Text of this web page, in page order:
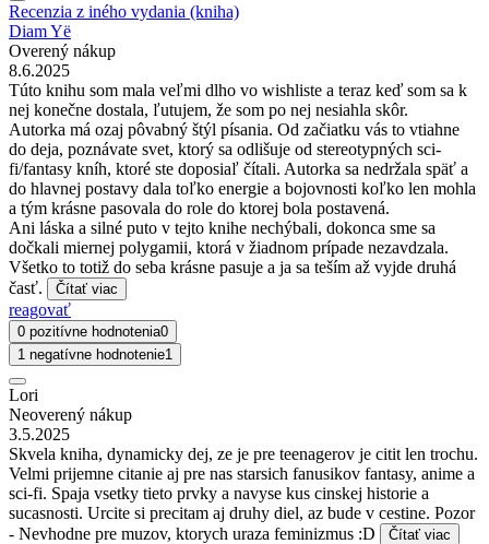
Recenzia z iného vydania (kniha)
Diam Yë
Overený nákup
8.6.2025
Túto knihu som mala veľmi dlho vo wishliste a teraz keď som sa k
nej konečne dostala, ľutujem, že som po nej nesiahla skôr.
Autorka má ozaj pôvabný štýl písania. Od začiatku vás to vtiahne
do deja, poznávate svet, ktorý sa odlišuje od stereotypných sci-
fi/fantasy kníh, ktoré ste doposiaľ čítali. Autorka sa nedržala späť a
do hlavnej postavy dala toľko energie a bojovnosti koľko len mohla
a tým krásne pasovala do role do ktorej bola postavená.
Ani láska a silné puto v tejto knihe nechýbali, dokonca sme sa
dočkali miernej polygamii, ktorá v žiadnom prípade nezavdzala.
Všetko to totiž do seba krásne pasuje a ja sa teším až vyjde druhá
časť.
Čítať viac
reagovať
0 pozitívne hodnotenia0
1 negatívne hodnotenie1
Lori
Neoverený nákup
3.5.2025
Skvela kniha, dynamicky dej, ze je pre teenagerov je citit len trochu.
Velmi prijemne citanie aj pre nas starsich fanusikov fantasy, anime a
sci-fi. Spaja vsetky tieto prvky a navyse kus cinskej historie a
sucasnosti. Urcite si precitam aj druhy diel, az bude v cestine. Pozor
- Nevhodne pre muzov, ktorych uraza feminizmus :D
Čítať viac